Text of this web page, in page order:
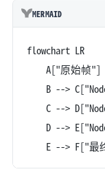
MERMAID
flowchart LR
A["原始帧"]
B -->
C -->
D -->
E --> F["最